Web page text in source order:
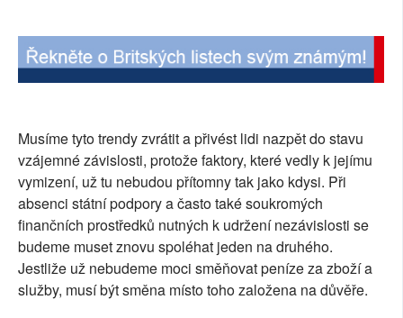
Musíme tyto trendy zvrátit a přivést lidi nazpět do stavu
vzájemné závislosti, protože faktory, které vedly k jejímu
vymizení, už tu nebudou přítomny tak jako kdysi. Při
absenci státní podpory a často také soukromých
finančních prostředků nutných k udržení nezávislosti se
budeme muset znovu spoléhat jeden na druhého.
Jestliže už nebudeme moci směňovat peníze za zboží a
služby, musí být směna místo toho založena na důvěře.